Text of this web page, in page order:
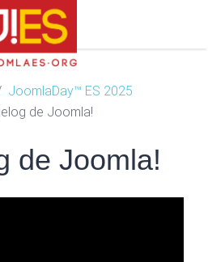
JoomlaDay™ ES 2025
de Joomla!
de Joomla!